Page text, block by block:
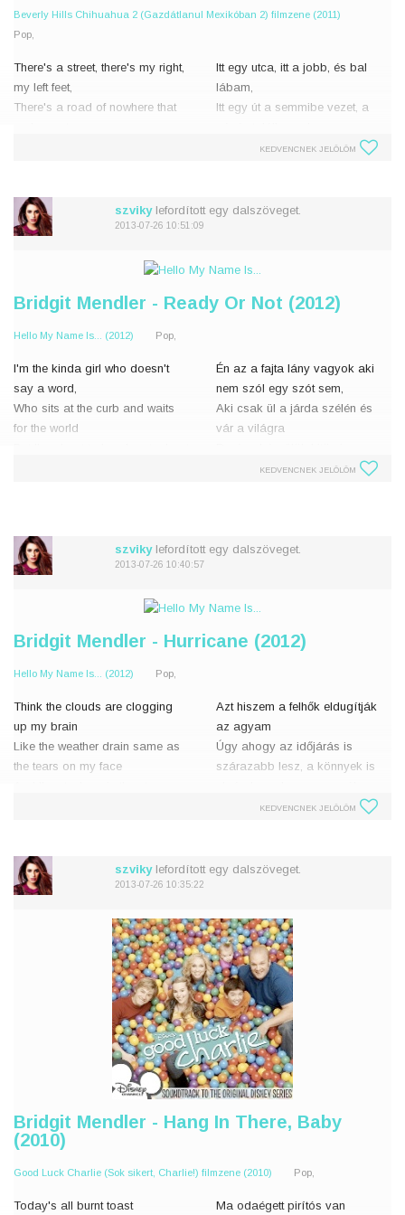
Beverly Hills Chihuahua 2 (Gazdátlanul Mexikóban 2) filmzene (2011)
Pop,
There's a street, there's my right,
my left feet,
There's a road of nowhere that
Here I stand!
I've told when the
Itt egy utca, itt a jobb, és bal
lábam,
Itt egy út a semmibe vezet, a
Enyém a nap, enyém a homok,
Mondtam neked, ha eljön a
KEDVENCNEK JELÖLÖM
szvikylefordított egy dalszöveget.
2013-07-26 10:51:09
Bridgit Mendler - Ready Or Not (2012)
Hello My Name Is... (2012) Pop,
I'm the kinda girl who doesn't
say a word,
Who sits at the curb and waits
for the world
w
Én az a fajta lány vagyok aki
nem szól egy szót sem,
Aki csak ül a járda szélén és
vár a világra
készülök kitörniKEDVENCNEK JELÖLÖM
szvikylefordított egy dalszöveget.
2013-07-26 10:40:57
Bridgit Mendler - Hurricane (2012)
Hello My Name Is... (2012) Pop,
Think the clouds are clogging
up my brain
Like the weather drain same as
the tears on my face
Oh no
Azt hiszem a felhők eldugítják
az agyam
Úgy ahogy az időjárás is
szárazabb lesz, a könnyek is
És a vihar kellős közepén
A
KEDVENCNEK JELÖLÖM
szvikylefordított egy dalszöveget.
2013-07-26 10:35:22
Bridgit Mendler - Hang In There, Baby
(2010)
Good Luck Charlie (Sok sikert, Charlie!) filmzene (2010) Pop,
Today's all burnt toast Ma odaégett pirítós van